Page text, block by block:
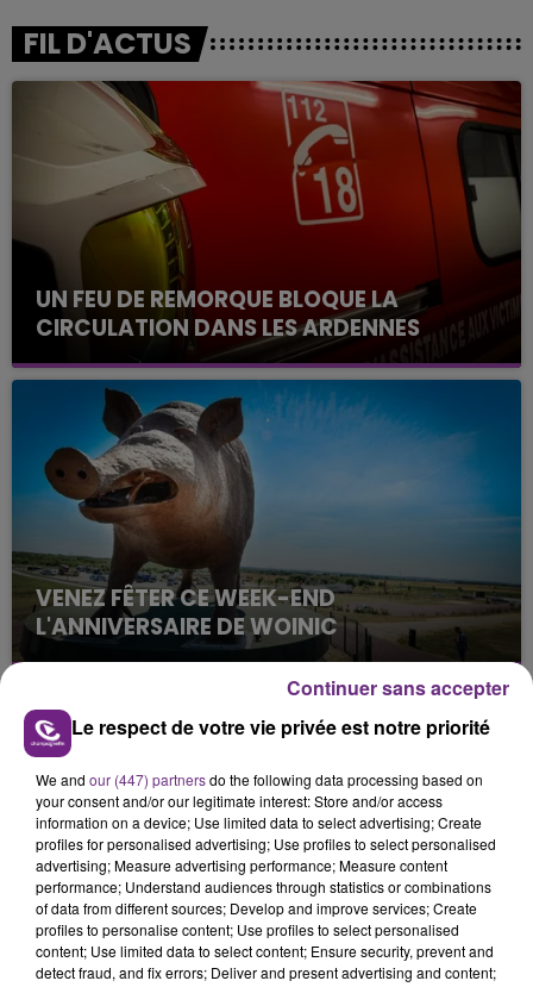
FIL D'ACTUS
UN FEU DE REMORQUE BLOQUE LA
CIRCULATION DANS LES ARDENNES
Un feu de remorque s'est déclaré ce mercredi en
fin de matinée sur l'A34.
VENEZ FÊTER CE WEEK-END
L'ANNIVERSAIRE DE WOINIC
Ce samedi 8 août sera un grand jour :
l'anniversaire du plus gros sanglier du monde.
Une fête est donc organisée et vous êtes tous
conviés !
TITRES DIFFUSÉS
10h38
10h38 10h35
10h35
Le respect de votre vie privée est notre priorité
We and our (447) partnersdo the following data processing based on
your consent and/or our legitimate interest: Store and/or access
information on a device; Use limited data to select advertising; Create
profiles for personalised advertising; Use profiles to select personalised
advertising; Measure advertising performance; Measure content
performance; Understand audiences through statistics or combinations
of data from different sources; Develop and improve services; Create
profiles to personalise content; Use profiles to select personalised
content; Use limited data to select content; Ensure security, prevent and
detect fraud, and fix errors; Deliver and present advertising and content;
Continuer sans accepter